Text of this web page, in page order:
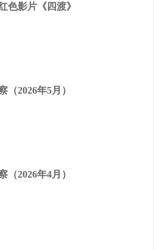
色影片《四渡》
（2026年5月）
（2026年4月）